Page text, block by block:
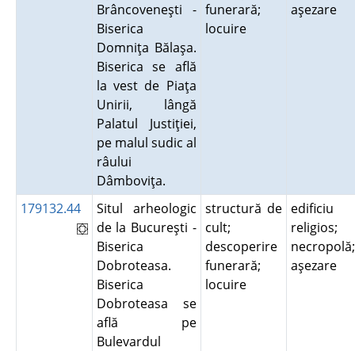
Brâncoveneşti -
Biserica
Domniţa Bălaşa.
Biserica se află
la vest de Piaţa
Unirii, lângă
Palatul Justiţiei,
pe malul sudic al
râului
Dâmboviţa.
funerară;
locuire
aşezare
179132.44
Situl arheologic
de la Bucureşti -
Biserica
Dobroteasa.
Biserica
Dobroteasa se
află pe
Bulevardul
structură de
cult;
descoperire
funerară;
locuire
edificiu
religios;
necropolă;
aşezare